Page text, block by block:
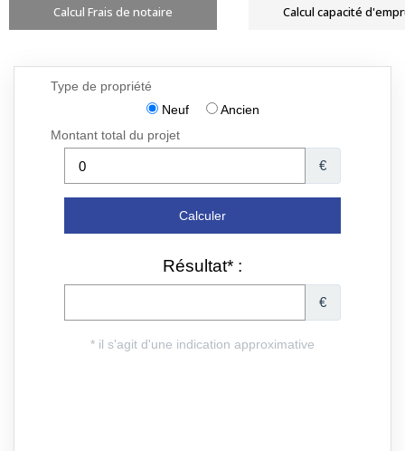
Calcul Frais de notaire Calcul capacité